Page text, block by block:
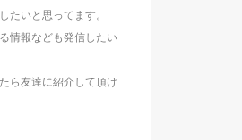
たいと思ってます。
情報なども発信したい
ら友達に紹介して頂け